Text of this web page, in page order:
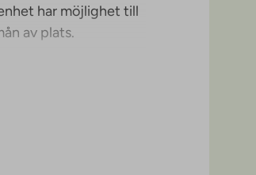
har möjlighet till
av plats.